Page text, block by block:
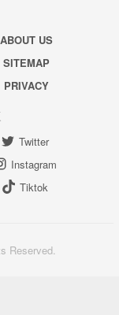
ABOUT US
SITEMAP
PRIVACY
Twitter
Instagram
Tiktok
Reserved.